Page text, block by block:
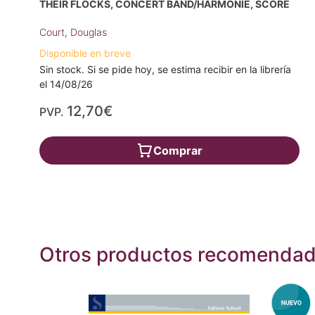
THEIR FLOCKS, CONCERT BAND/HARMONIE, SCORE
Court, Douglas
Disponible en breve
Sin stock. Si se pide hoy, se estima recibir en la librería
el 14/08/26
PVP. 12,70€
Comprar
Otros productos